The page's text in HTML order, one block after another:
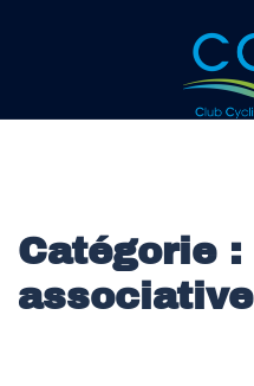
Catégorie :
associative